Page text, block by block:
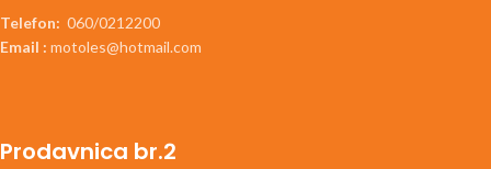
Telefon: 060/0212200
Email : motoles@hotmail.com
Prodavnica br.2